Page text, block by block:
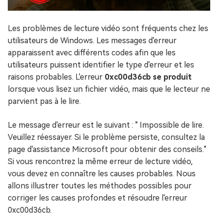
Les problèmes de lecture vidéo sont fréquents chez les
utilisateurs de Windows. Les messages d'erreur
apparaissent avec différents codes afin que les
utilisateurs puissent identifier le type d'erreur et les
raisons probables. L'erreur 0xc00d36cb se produit
lorsque vous lisez un fichier vidéo, mais que le lecteur ne
parvient pas à le lire.
Le message d'erreur est le suivant : " Impossible de lire.
Veuillez réessayer. Si le problème persiste, consultez la
page d'assistance Microsoft pour obtenir des conseils."
Si vous rencontrez la même erreur de lecture vidéo,
vous devez en connaître les causes probables. Nous
allons illustrer toutes les méthodes possibles pour
corriger les causes profondes et résoudre l'erreur
0xc00d36cb.